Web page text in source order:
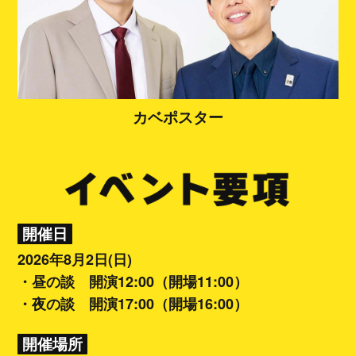
カベポスター
開催日
2026年8月2日(日)
・昼の談 開演12:00（開場11:00）
・夜の談 開演17:00（開場16:00）
開催場所